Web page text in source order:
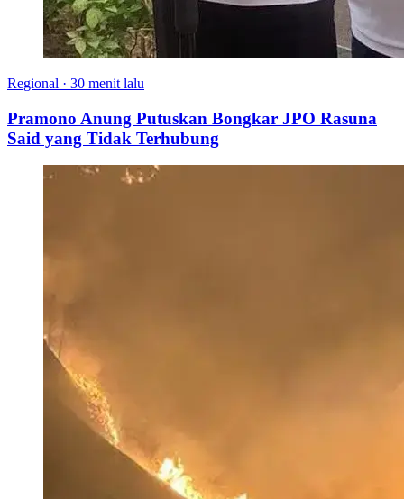
Regional · 30 menit lalu
Pramono Anung Putuskan Bongkar JPO Rasuna
Said yang Tidak Terhubung